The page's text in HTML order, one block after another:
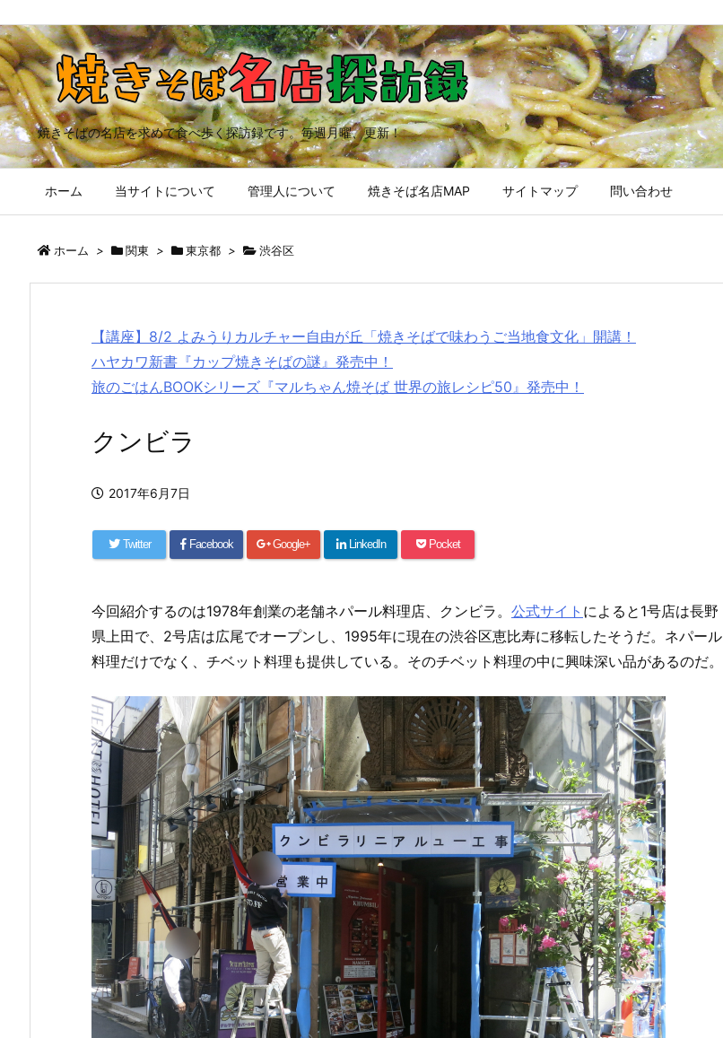
焼きそばの名店を求めて食べ歩く探訪録です。毎週月曜、更新！
ホーム 当サイトについて 管理人について 焼きそば名店MAP サイトマップ 問い合わせ
ホーム > 関東 > 東京都 > 渋谷区
【講座】8/2 よみうりカルチャー自由が丘「焼きそばで味わうご当地食文化」開講！
ハヤカワ新書『カップ焼きそばの謎』発売中！
旅のごはんBOOKシリーズ『マルちゃん焼そば 世界の旅レシピ50』発売中！
クンビラ
2017年6月7日
Twitter Facebook Google+ LinkedIn Pocket
今回紹介するのは1978年創業の老舗ネパール料理店、クンビラ。 公式サイト によると1号店は長野
県上田で、2号店は広尾でオープンし、1995年に現在の渋谷区恵比寿に移転したそうだ。ネパール
料理だけでなく、チベット料理も提供している。そのチベット料理の中に興味深い品があるのだ。